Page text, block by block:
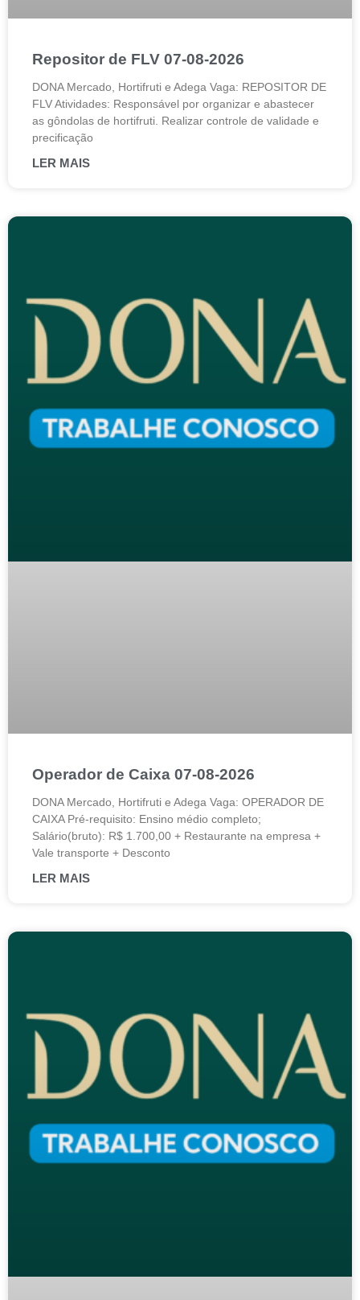
Repositor de FLV 07-08-2026
DONA Mercado, Hortifruti e Adega Vaga: REPOSITOR DE
FLV Atividades: Responsável por organizar e abastecer
as gôndolas de hortifruti. Realizar controle de validade e
precificação
LER MAIS
Operador de Caixa 07-08-2026
DONA Mercado, Hortifruti e Adega Vaga: OPERADOR DE
CAIXA Pré-requisito: Ensino médio completo;
Salário(bruto): R$ 1.700,00 + Restaurante na empresa +
Vale transporte + Desconto
LER MAIS